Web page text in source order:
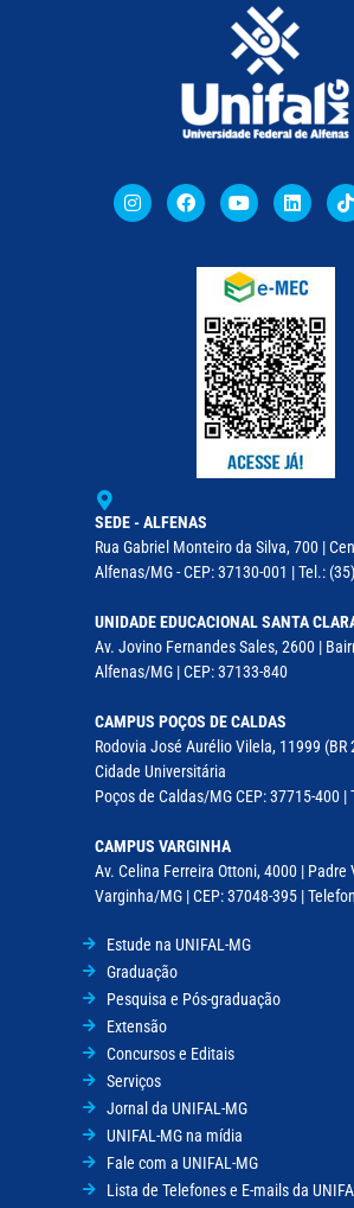
SEDE - ALFENAS
Rua Gabriel Monteiro da Silva, 700 |
Alfenas/MG - CEP: 37130-001 | Tel.:
UNIDADE EDUCACIONAL SANTA
Av. Jovino Fernandes Sales, 2600 |
Alfenas/MG | CEP: 37133-840
CAMPUS POÇOS DE CALDAS
Rodovia José Aurélio Vilela, 11999 (BR
Cidade Universitária
Poços de Caldas/MG CEP: 37715-400
CAMPUS VARGINHA
Av. Celina Ferreira Ottoni, 4000 | Padre
Varginha/MG | CEP: 37048-395 |
Estude na UNIFAL-MG
Graduação
Pesquisa e Pós-graduação
Extensão
Concursos e Editais
Serviços
Jornal da UNIFAL-MG
UNIFAL-MG na mídia
Fale com a UNIFAL-MG
Lista de Telefones e E-mails da